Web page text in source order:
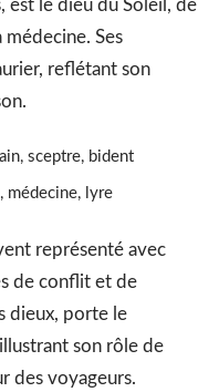
est le dieu du Soleil, de
médecine. Ses
reflétant son
sceptre, bident
médecine, lyre
représenté avec
de conflit et de
dieux, porte le
son rôle de
des voyageurs.